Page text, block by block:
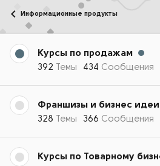
Информационные продукты
Курсы по продажам
392 Темы 434 Сообщения
Франшизы и бизнес идеи
328 Темы 366 Сообщения
Курсы по Товарному